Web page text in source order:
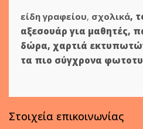
είδη γραφείου, σχολικά,
αξεσουάρ για μαθητές,
δώρα, χαρτιά
τα πιο σύγχρονα
Στοιχεία επικοινωνίας